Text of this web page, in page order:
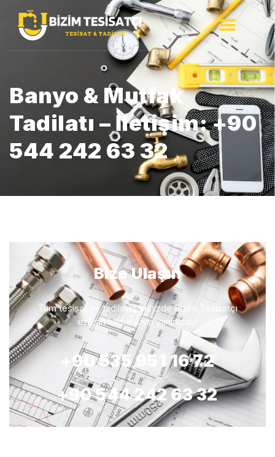
Banyo & Mutfak
Tadilatı – İletişim: +90
544 242 63 32
Bize Ulaşın
Tüm tesisat ve tadilat işlerinizde Bizim Tesisatçı
uzman kadrosuyla yanınızda!
+90 535 951 16 72
+90 544 242 63 32